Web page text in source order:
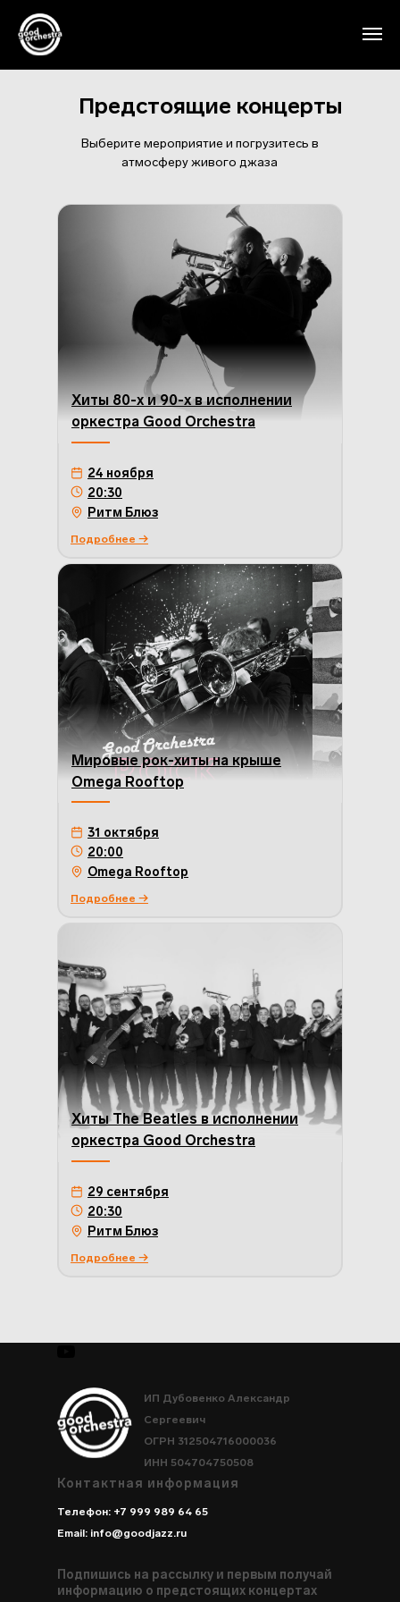
Предстоящие концерты
Выберите мероприятие и погрузитесь в
атмосферу живого джаза
Omega Rooftop
Подробнее →
31 октября
Мировые рок-хиты на крыше
Omega Rooftop
20:00
Ритм Блюз
Подробнее →
29 сентября
Хиты The Beatles в исполнении
оркестра Good Orchestra
20:30
Ритм Блюз
Подробнее →
24 ноября
Хиты 80-х и 90-х в исполнении
оркестра Good Orchestra
20:30
Контактная информация
Телефон: +7 999 989 64 65
Email: info@goodjazz.ru
ИП Дубовенко Александр
Сергеевич
ОГРН 312504716000036
ИНН 504704750508
Подпишись на рассылку и первым получай
информацию о предстоящих концертах